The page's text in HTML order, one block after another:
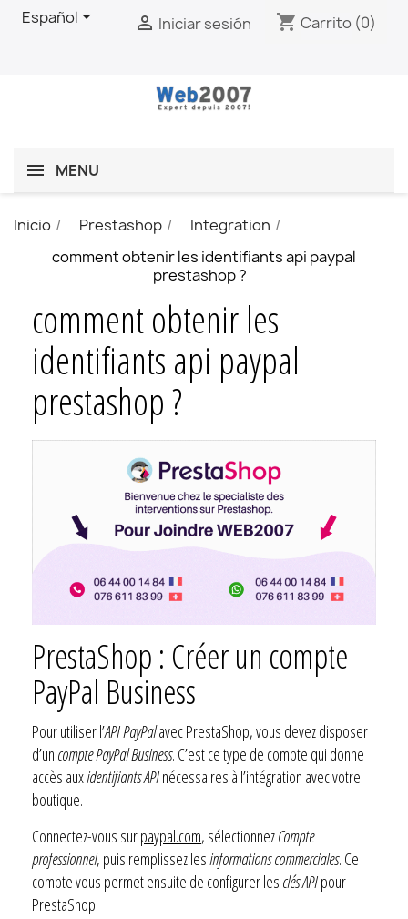
Español  Iniciar sesión shopping_cart Carrito (0)
MENU
Inicio Prestashop
Integration
comment obtenir les identifiants api paypal
prestashop ?
comment obtenir les
identifiants api paypal
prestashop ?
PrestaShop : Créer un compte
PayPal Business
Pour utiliser l’API PayPalavec PrestaShop, vous devez disposer
d’un compte PayPal Business. C’est ce type de compte qui donne
accès auxidentifiants APInécessaires à l’intégration avec votre
boutique.
Connectez-vous surpaypal.com, sélectionnezCompte
professionnel, puis remplissez lesinformations commerciales. Ce
compte vous permet ensuite de configurer les clés APIpour
PrestaShop.